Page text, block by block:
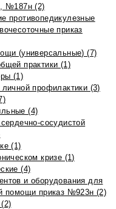
№187н (2)
противопедикулезные
приказ
(универсальные) (7)
практики (1)
(1)
личной профилактики (3)
(4)
сосудистой
(1)
кризе (1)
(4)
и оборудования для
помощи приказ №923н (2)